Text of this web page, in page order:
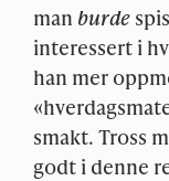
man burde
interessert i
han mer
smakt. Tross
godt i denne